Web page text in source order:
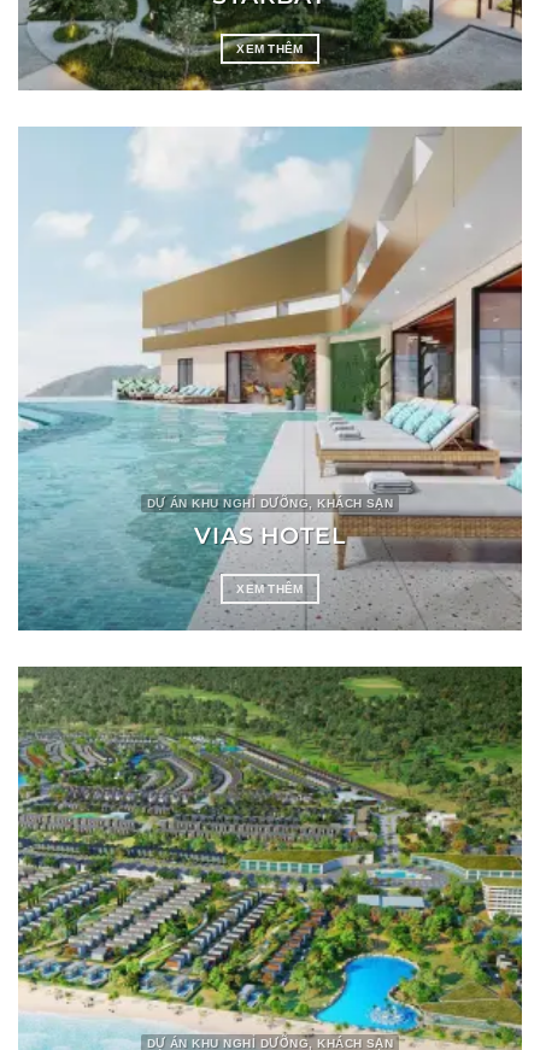
XEM THÊM
DỰ ÁN KHU NGHỈ DƯỠNG, KHÁCH SẠN
VIAS HOTEL
XEM THÊM
DỰ ÁN KHU NGHỈ DƯỠNG, KHÁCH SẠN